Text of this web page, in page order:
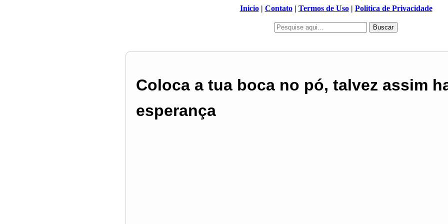
Inicio| Contato| Termos de Uso| Politica de Privacidade
Buscar
Coloca a tua boca no pó, talvez assim
esperança